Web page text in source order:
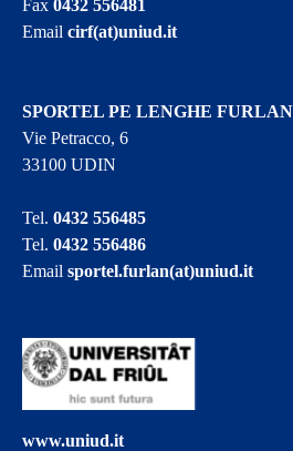
Fax0432 556481
Emailcirf(at)uniud.it
SPORTEL PE LENGHE
Vie Petracco, 6
33100 UDIN
Tel.0432 556485
Tel.0432 556486
Emailsportel.furlan(at)uniud.it
www.uniud.it